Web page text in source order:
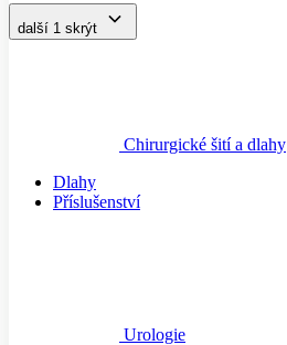
další 1 skrýt
Chirurgické šití a dlahy
Dlahy
Příslušenství
Urologie